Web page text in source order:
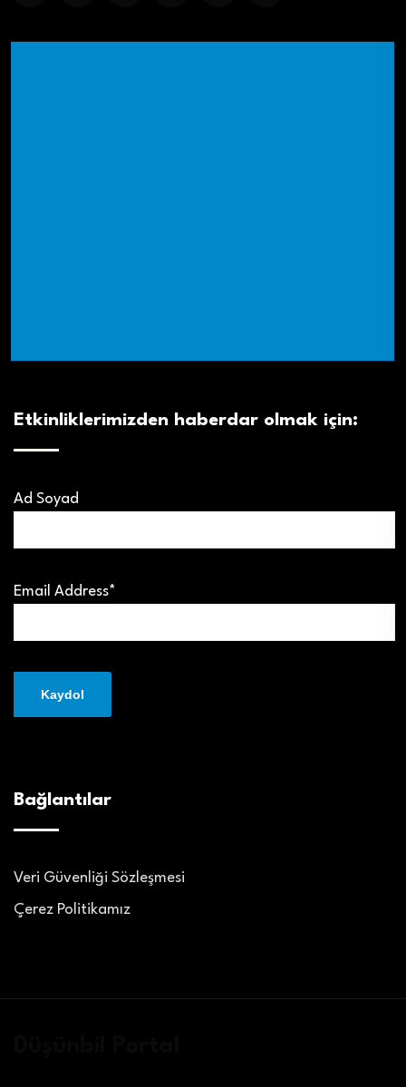
Etkinliklerimizden haberdar olmak için:
Ad Soyad
Email Address*
Bağlantılar
Veri Güvenliği Sözleşmesi
Çerez Politikamız